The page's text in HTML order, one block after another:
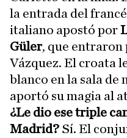
la entrada del
italiano apostó por
Güler, que entraron
Vázquez. El croata
blanco en la sala de
aportó su magia al
¿Le dio ese triple
Madrid? Sí. El